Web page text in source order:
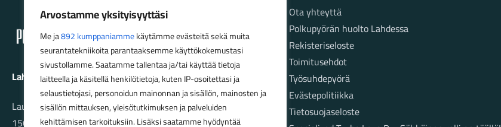
Arvostamme yksityisyyttäsi
Me ja892 kumppaniammekäytämme evästeitä sekä muita
seurantatekniikoita parantaaksemme käyttökokemustasi
sivustollamme. Saatamme tallentaa ja/tai käyttää tietoja
laitteella ja käsitellä henkilötietoja, kuten IP-osoitettasi ja
selaustietojasi, personoidun mainonnan ja sisällön, mainosten ja
sisällön mittauksen, yleisötutkimuksen ja palveluiden
kehittämisen tarkoituksiin. Lisäksi saatamme hyödyntää
Lahden Polkupyörähuolto - etusivulle
Lahden Polkupyörähuolto Oy
Launeenkatu 80
15610 LAHTI
SivutOta yhteyttä
Polkupyörän huolto Lahdessa
Rekisteriseloste
Toimitusehdot
Työsuhdepyörä
Evästepolitiikka
Tietosuojaseloste